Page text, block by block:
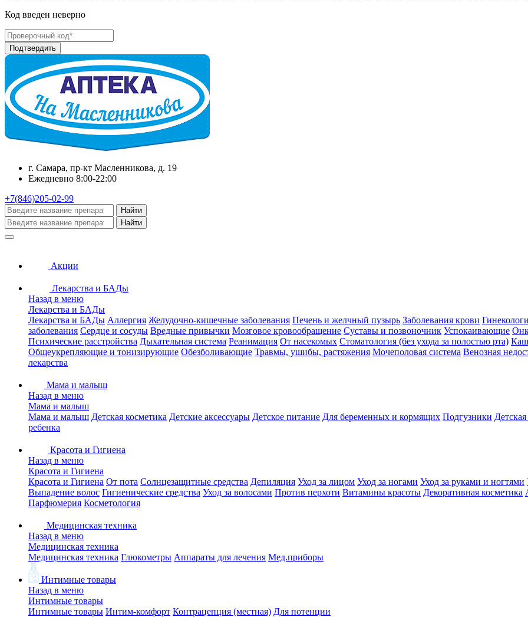
Код введен неверно
г. Самара, пр-кт Масленникова, д. 19
Ежедневно 8:00-22:00
+7(846)205-02-99
Найти
Найти
Акции
Лекарства и БАДы
Назад в меню
Лекарства и БАДы
Лекарства и БАДы Аллергия Желудочно-кишечные заболевания Печень и желчный пузырь Заболевания крови
заболевания Сердце и сосуды Вредные привычки Мозговое кровообращение Суставы и позвоночник Успокаивающие
Психические расстройства Дыхательная система Реанимация От насекомых Стоматология (без ухода за полостью рта)
Общеукрепляющие и тонизирующие Обезболивающие Травмы, ушибы, растяжения Мочеполовая система Венозная
лекарства
Мама и малыш
Назад в меню
Мама и малыш
Мама и малыш Детская косметика Детские аксессуары Детское питание Для беременных и кормящих Подгузники
ребенка
Красота и Гигиена
Назад в меню
Красота и Гигиена
Красота и Гигиена От пота Солнцезащитные средства Депиляция Уход за лицом Уход за ногами Уход за руками и ногтями
Выпадение волос Гигиенические средства Уход за волосами Против перхоти Витамины красоты Декоративная косметика
Парфюмерия Косметология
Медицинская техника
Назад в меню
Медицинская техника
Медицинская техника Глюкометры Аппараты для лечения Мед.приборы
Интимные товары
Назад в меню
Интимные товары
Интимные товары Интим-комфорт Контрацепция (местная) Для потенции